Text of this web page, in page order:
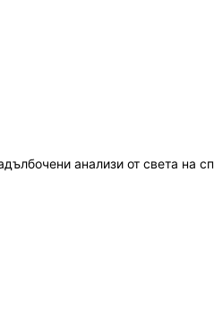
анализи от света на